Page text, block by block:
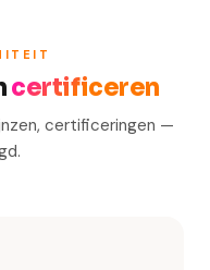
certificeren
certificeringen —